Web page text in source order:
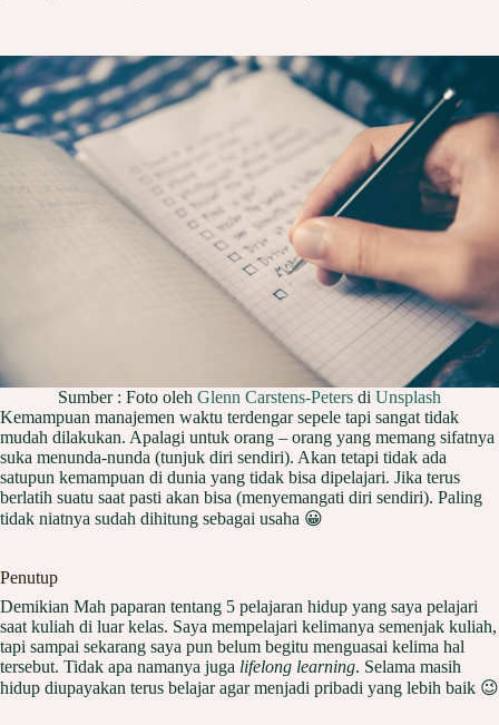
Sumber : Foto oleh Glenn Carstens-Peters di Unsplash
Kemampuan manajemen waktu terdengar sepele tapi sangat tidak
mudah dilakukan. Apalagi untuk orang – orang yang memang sifatnya
suka menunda-nunda (tunjuk diri sendiri). Akan tetapi tidak ada
satupun kemampuan di dunia yang tidak bisa dipelajari. Jika terus
berlatih suatu saat pasti akan bisa (menyemangati diri sendiri). Paling
tidak niatnya sudah dihitung sebagai usaha 😀
Penutup
Demikian Mah paparan tentang 5 pelajaran hidup yang saya pelajari
saat kuliah di luar kelas. Saya mempelajari kelimanya semenjak kuliah,
tapi sampai sekarang saya pun belum begitu menguasai kelima hal
tersebut. Tidak apa namanya juga lifelong learning. Selama masih
hidup diupayakan terus belajar agar menjadi pribadi yang lebih baik 😉